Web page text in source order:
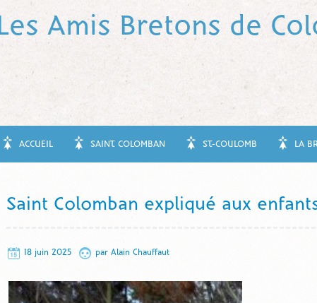
Les Amis Bretons de
ACCUEIL SAINT COLOMBAN ST-COULOMB LA
Saint Colomban expliqué aux
18 juin 2025 par Alain Chauffaut